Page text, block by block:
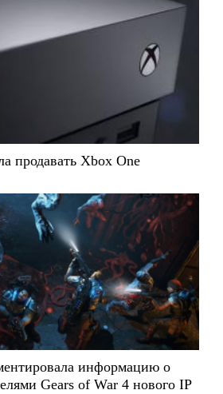
продавать Xbox One
информацию о
Gears of War 4 нового IP